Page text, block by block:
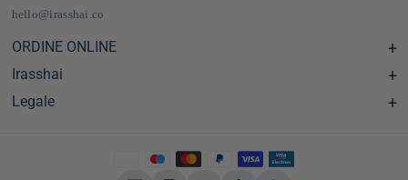
hello@irasshai.co
ORDINE ONLINE
Centro assistenza e Domande frequenti
Consegna e spese di spedizione in Francia e in Europa
Irasshai
Orari di apertura al numero 40 di rue du Louvre, Parigi
Legale